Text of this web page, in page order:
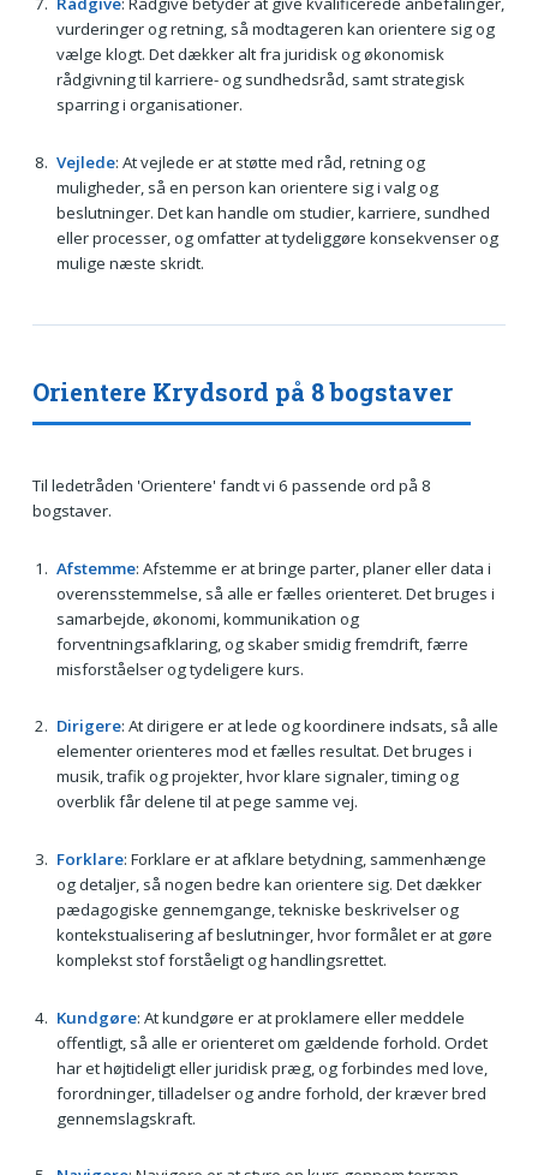
vurderinger og retning, så modtageren kan orientere sig og
vælge klogt. Det dækker alt fra juridisk og økonomisk
rådgivning til karriere- og sundhedsråd, samt strategisk
sparring i organisationer.
Vejlede: At vejlede er at støtte med råd, retning og
muligheder, så en person kan orientere sig i valg og
beslutninger. Det kan handle om studier, karriere, sundhed
eller processer, og omfatter at tydeliggøre konsekvenser og
mulige næste skridt.
Orientere Krydsord på 8 bogstaver
Til ledetråden 'Orientere' fandt vi 6 passende ord på 8
bogstaver.
Afstemme: Afstemme er at bringe parter, planer eller data i
overensstemmelse, så alle er fælles orienteret. Det bruges i
samarbejde, økonomi, kommunikation og
forventningsafklaring, og skaber smidig fremdrift, færre
misforståelser og tydeligere kurs.
Dirigere: At dirigere er at lede og koordinere indsats, så alle
elementer orienteres mod et fælles resultat. Det bruges i
musik, trafik og projekter, hvor klare signaler, timing og
overblik får delene til at pege samme vej.
Forklare: Forklare er at afklare betydning, sammenhænge
og detaljer, så nogen bedre kan orientere sig. Det dækker
pædagogiske gennemgange, tekniske beskrivelser og
kontekstualisering af beslutninger, hvor formålet er at gøre
komplekst stof forståeligt og handlingsrettet.
Kundgøre: At kundgøre er at proklamere eller meddele
offentligt, så alle er orienteret om gældende forhold. Ordet
har et højtideligt eller juridisk præg, og forbindes med love,
forordninger, tilladelser og andre forhold, der kræver bred
gennemslagskraft.